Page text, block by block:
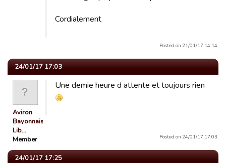
Cordialement
Posted on 21/01/17 14:14.
24/01/17 17:03
Aviron
Bayonnais
Lib…
Member
Une demie heure d attente et toujours rien
Posted on 24/01/17 17:03.
24/01/17 17:25